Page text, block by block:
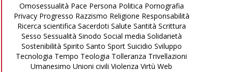
Omosessualità Pace Persona Politica Pornografia
Privacy Progresso Razzismo Religione Responsabilità
Ricerca scientifica Sacerdoti Salute Santità Scrittura
Sesso Sessualità Sinodo Social media Solidarietà
Sostenibilità Spirito Santo Sport Suicidio Sviluppo
Tecnologia Tempo Teologia Tolleranza Trivellazioni
Umanesimo Unioni civili Violenza Virtù Web